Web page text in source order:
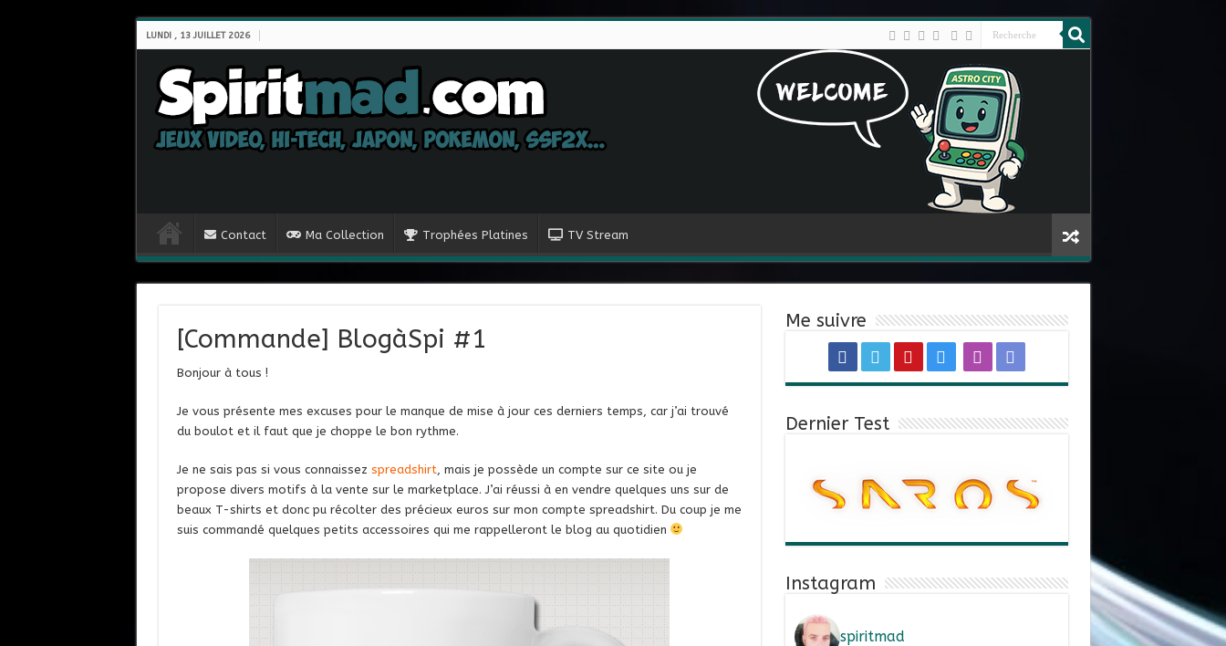
LUNDI , 13 JUILLET 2026
Contact Ma Collection Trophées Platines TV Stream
[Commande] BlogàSpi #1
Bonjour à tous !
Je vous présente mes excuses pour le manque de mise à jour ces derniers temps, car j’ai trouvé
du boulot et il faut que je choppe le bon rythme.
Je ne sais pas si vous connaissez spreadshirt, mais je possède un compte sur ce site ou je
propose divers motifs à la vente sur le marketplace. J’ai réussi à en vendre quelques uns sur de
beaux T-shirts et donc pu récolter des précieux euros sur mon compte spreadshirt. Du coup je me
suis commandé quelques petits accessoires qui me rappelleront le blog au quotidien
Me suivre
Dernier Test
Instagram
spiritmad